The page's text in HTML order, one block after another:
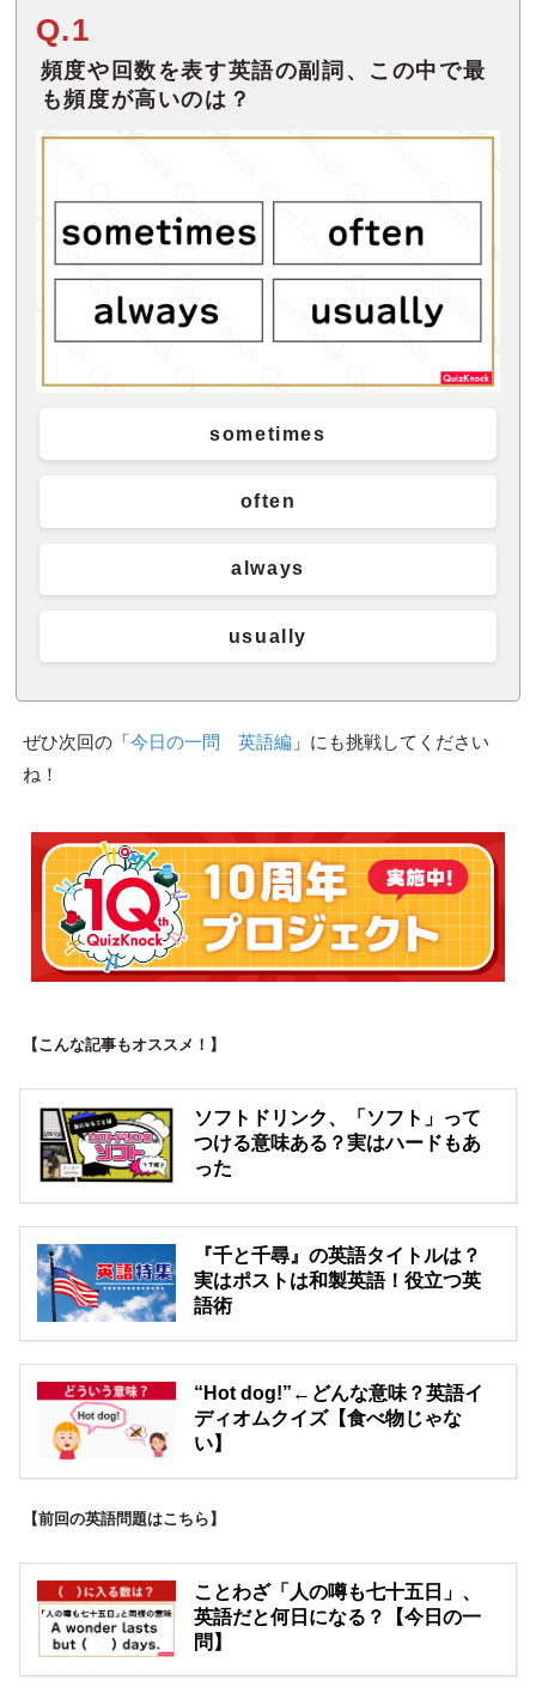
Q.1
頻度や回数を表す英語の副詞、この中で最
も頻度が高いのは？
sometimes
often
always
usually
ぜひ次回の「今日の一問 英語編」にも挑戦してください
ね！
【こんな記事もオススメ！】
ソフトドリンク、「ソフト」って
つける意味ある？実はハードもあ
った
『千と千尋』の英語タイトルは？
実はポストは和製英語！役立つ英
語術
“Hot dog!”←どんな意味？英語イ
ディオムクイズ【食べ物じゃな
い】
【前回の英語問題はこちら】
ことわざ「人の噂も七十五日」、
英語だと何日になる？【今日の一
問】